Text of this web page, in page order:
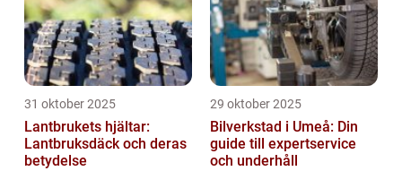
31 oktober 2025
Lantbrukets hjältar:
Lantbruksdäck och deras
betydelse
29 oktober 2025
Bilverkstad i Umeå: Din
guide till expertservice
och underhåll